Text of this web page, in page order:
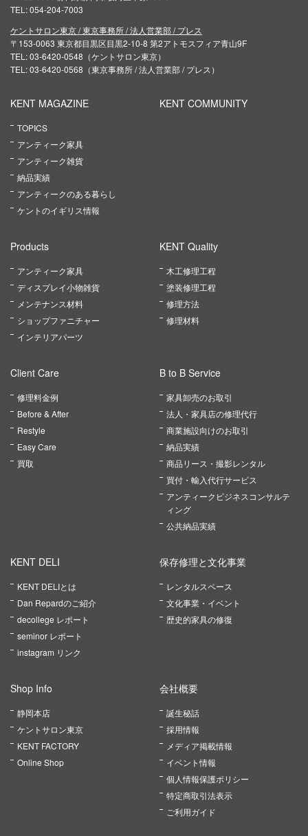
TEL: 054-204-7003
ケントサロン東京 / 東京事務所 / 法人営業部 / プレス
〒153-0063 東京都目黒区目黒2-10-8 第2アトモスフィア青山9F
TEL: 03-6420-0548（ケントサロン東京）
TEL: 03-6420-0568（東京事務所 / 法人営業部 / プレス）
KENT MAGAZINE
TOPICS
アンティーク家具
アンティーク雑貨
納品実績
アンティークのある暮らし
ケントのイギリス情報
KENT COMMUNITY
Products
アンティーク家具
ディスプレイ小物雑貨
メンテナンス材料
ショップファニチャー
インテリアパーツ
KENT Quality
木工修理工程
塗装修理工程
修理方法
修理材料
Client Care
修理料金例
Before & After
Restyle
Easy Care
買取
B to B Service
家具卸売のお取引
法人・家具店の修理代行
商業施設向けのお取引
納品実績
商品リース・撮影レンタル
買付・輸入代行サービス
アンティークビジネスコンサルテ
ィング
公共納品実績
KENT DELI
KENT DELIとは
Dan Repardのご紹介
decollege レポート
seminor レポート
instagram リンク
保存修理と文化事業
レンタルスペース
文化事業・イベント
歴史的家具の修復
Shop Info
静岡本店
ケントサロン東京
KENT FACTORY
Online Shop
会社概要
誕生秘話
採用情報
メディア掲載情報
イベント情報
個人情報保護ポリシー
特定商取引法表示
ご利用ガイド